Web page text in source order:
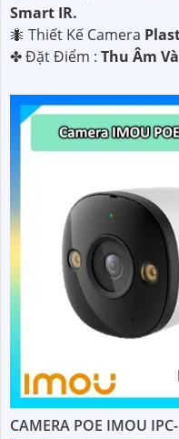
Smart IR.
🐜 Thiết Kế Camera
️✤ Đặt Điểm : Thu Âm
CAMERA POE IMOU